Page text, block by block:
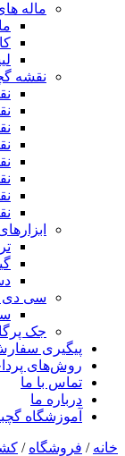
ماله
نقشه
سی دی
جک
پیگیری
روش‌های
تماس با ما
درباره ما
آموزشگاه
خانه / فروشگاه /